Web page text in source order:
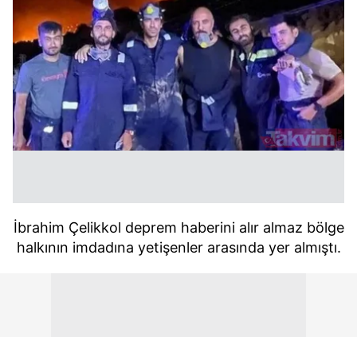
İbrahim Çelikkol deprem haberini alır almaz bölge
halkının imdadına yetişenler arasında yer almıştı.